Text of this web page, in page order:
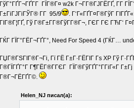
ГўГ°ГҐГ¬ГҐГ­Г ГЇГ®Г¤ w2k Г¬Г­Г®ГЈГЁГҐ, Г­Г
Г±ГіГЈГіГЎГ® Г­Г 95/9
. Г‘Г«ГҐГ¤Г®ГўГ
ГІГ®Г¦ГҐ, Гў Г®Г±Г­Г®ГўГ­Г®Г¬, ГЄГ ГЄ ГЋГ‘
ГЌГ ГЇГ°ГЁГ¬ГҐГ°, Need For Speed 4 (ГЌГ…
ГЏГ®ГЅГІГ®Г¬Гі, Гї ГЁ Г±Г·ГЁГІГ Гѕ XP Гў
Г®ГЇГҐГ°Г Г¶ГЁГ®Г­ГЄГ ГЇГ®ГўГҐГ°Г­ГіГ«Г
Г®Г¬ГЁГҐГ©.
Helen_NJ писал(а):